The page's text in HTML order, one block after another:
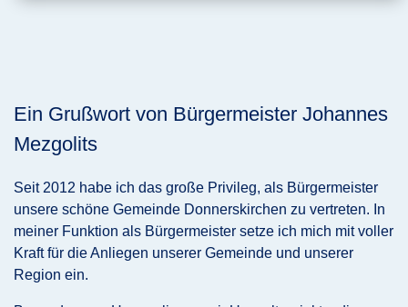
Ein Grußwort von Bürgermeister Johannes
Mezgolits
Seit 2012 habe ich das große Privileg, als Bürgermeister
unsere schöne Gemeinde Donnerskirchen zu vertreten. In
meiner Funktion als Bürgermeister setze ich mich mit voller
Kraft für die Anliegen unserer Gemeinde und unserer
Region ein.